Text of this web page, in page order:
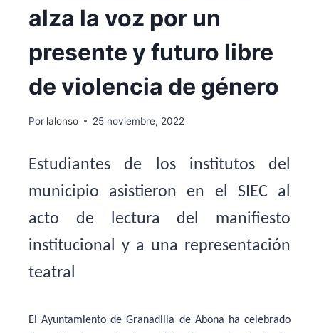
alza la voz por un
presente y futuro libre
de violencia de género
Por lalonso 25 noviembre, 2022
Estudiantes de los institutos del
municipio asistieron en el SIEC al
acto de lectura del manifiesto
institucional y a una representación
teatral
El Ayuntamiento de Granadilla de Abona ha celebrado